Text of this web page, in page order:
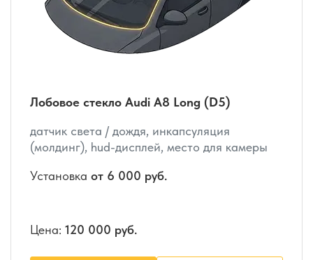
Лобовое стекло Audi A8 Long (D5)
датчик света / дождя, инкапсуляция
(молдинг), hud-дисплей, место для камеры
Установка от 6 000 руб.
Цена: 120 000 руб.